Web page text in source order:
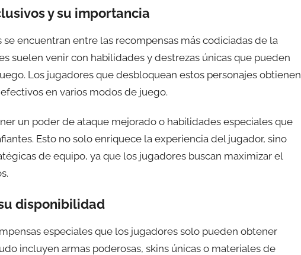
y su importancia
encuentran entre las recompensas más codiciadas de la
suelen venir con habilidades y destrezas únicas que pueden
Los jugadores que desbloquean estos personajes obtienen
en varios modos de juego.
un poder de ataque mejorado o habilidades especiales que
Esto no solo enriquece la experiencia del jugador, sino
de equipo, ya que los jugadores buscan maximizar el
disponibilidad
especiales que los jugadores solo pueden obtener
incluyen armas poderosas, skins únicas o materiales de